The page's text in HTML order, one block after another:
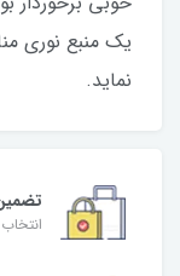
یک منبع نوری
نماید.